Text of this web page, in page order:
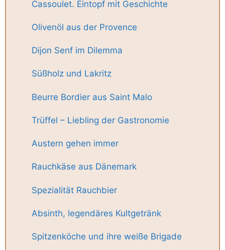
Cassoulet. Eintopf mit Geschichte
Olivenöl aus der Provence
Dijon Senf im Dilemma
Süßholz und Lakritz
Beurre Bordier aus Saint Malo
Trüffel – Liebling der Gastronomie
Austern gehen immer
Rauchkäse aus Dänemark
Spezialität Rauchbier
Absinth, legendäres Kultgetränk
Spitzenköche und ihre weiße Brigade